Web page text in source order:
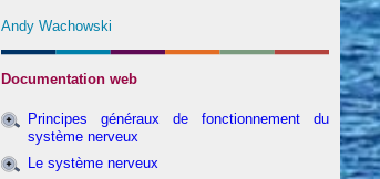
Andy Wachowski
Documentation web
Principes généraux de fonctionnement du
système nerveux
Le système nerveux